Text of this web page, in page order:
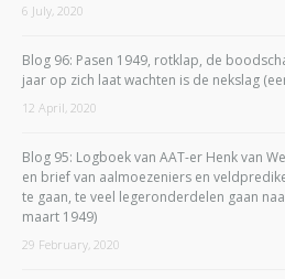
6 July, 2020
Blog 96: Pasen 1949, rotklap, de
jaar op zich laat wachten is de nekslag
12 April, 2020
Blog 95: Logboek van AAT-er Henk van
en brief van aalmoezeniers en
te gaan, te veel legeronderdelen gaan
maart 1949)
29 February, 2020